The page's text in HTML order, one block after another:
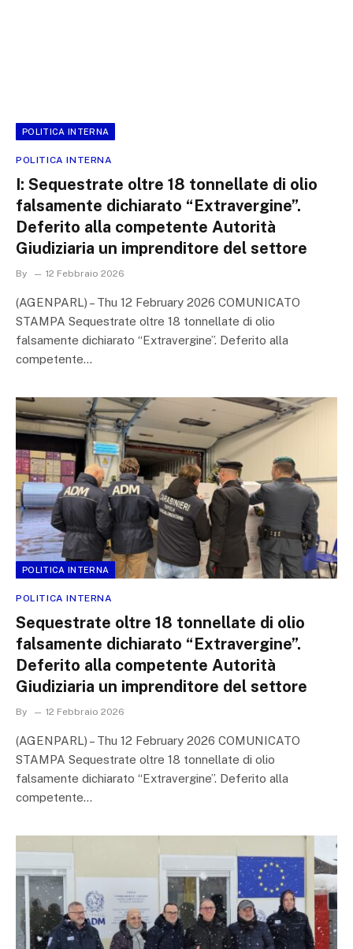
POLITICA INTERNA
POLITICA INTERNA
I: Sequestrate oltre 18 tonnellate di olio
falsamente dichiarato “Extravergine”.
Deferito alla competente Autorità
Giudiziaria un imprenditore del settore
By 12 Febbraio 2026
(AGENPARL) – Thu 12 February 2026 COMUNICATO
STAMPA Sequestrate oltre 18 tonnellate di olio
falsamente dichiarato “Extravergine”. Deferito alla
competente…
POLITICA INTERNA
POLITICA INTERNA
Sequestrate oltre 18 tonnellate di olio
falsamente dichiarato “Extravergine”.
Deferito alla competente Autorità
Giudiziaria un imprenditore del settore
By 12 Febbraio 2026
(AGENPARL) – Thu 12 February 2026 COMUNICATO
STAMPA Sequestrate oltre 18 tonnellate di olio
falsamente dichiarato “Extravergine”. Deferito alla
competente…